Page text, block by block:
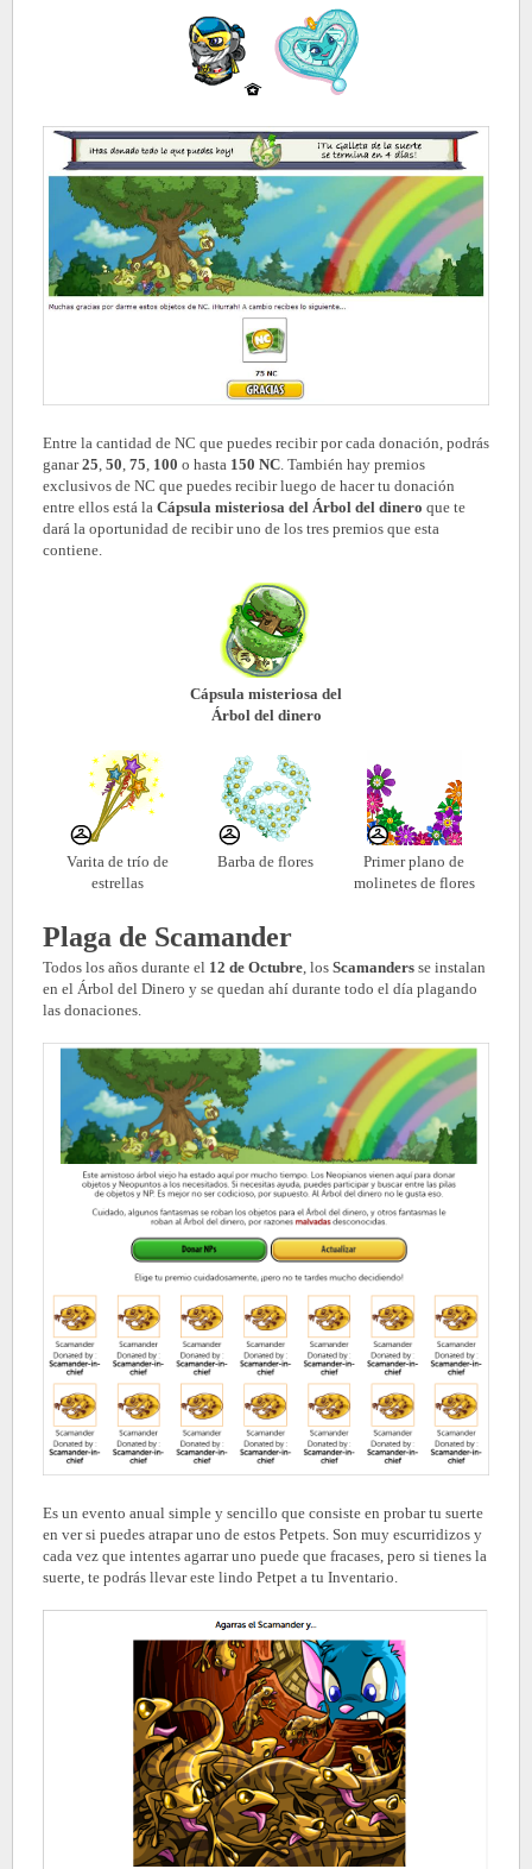
Entre la cantidad de NC que puedes recibir por cada donación, podrás
ganar25 50 75 100 o hasta 150 NC . También hay premios
exclusivos de NC que puedes recibir luego de hacer tu donación
entre ellos está la Cápsula misteriosa del Árbol del dinero que te
dará la oportunidad de recibir uno de los tres premios que esta
contiene.
Cápsula misteriosa del
Árbol del dinero
Varita de trío de
estrellas
Barba de flores
Primer plano de
molinetes de flores
Plaga de Scamander
Todos los años durante el 12 de Octubre , los Scamanders se instalan
en el Árbol del Dinero y se quedan ahí durante todo el día plagando
las donaciones.
Es un evento anual simple y sencillo que consiste en probar tu suerte
en ver si puedes atrapar uno de estos Petpets. Son muy escurridizos y
cada vez que intentes agarrar uno puede que fracases, pero si tienes la
suerte, te podrás llevar este lindo Petpet a tu Inventario.